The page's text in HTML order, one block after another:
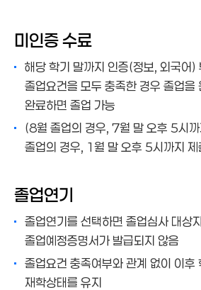
미인증 수료
해당 학기 말까지 인증(정보, 외국어)
졸업요건을 모두 충족한 경우 졸업을
완료하면 졸업 가능
(8월 졸업의 경우, 7월 말 오후 5시
졸업의 경우, 1월 말 오후 5시까지 제
졸업연기
졸업연기를 선택하면 졸업심사 대상
졸업예정증명서가 발급되지 않음
졸업요건 충족여부와 관계 없이 이후
재학상태를 유지